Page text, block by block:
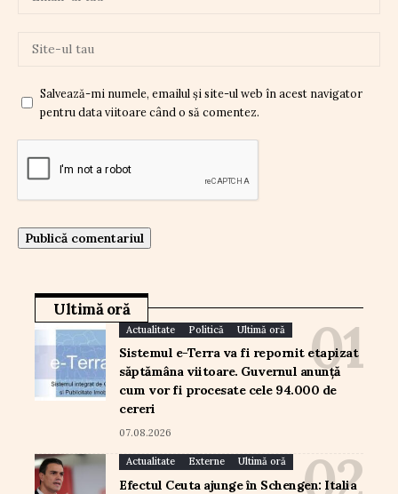
Salvează-mi numele, emailul și site-ul web în acest navigator
pentru data viitoare când o să comentez.
Ultimă oră
Actualitate Politică Ultimă oră
Sistemul e-Terra va fi repornit etapizat
săptămâna viitoare. Guvernul anunță
cum vor fi procesate cele 94.000 de
cereri
07.08.2026
Actualitate Externe Ultimă oră
Efectul Ceuta ajunge în Schengen: Italia